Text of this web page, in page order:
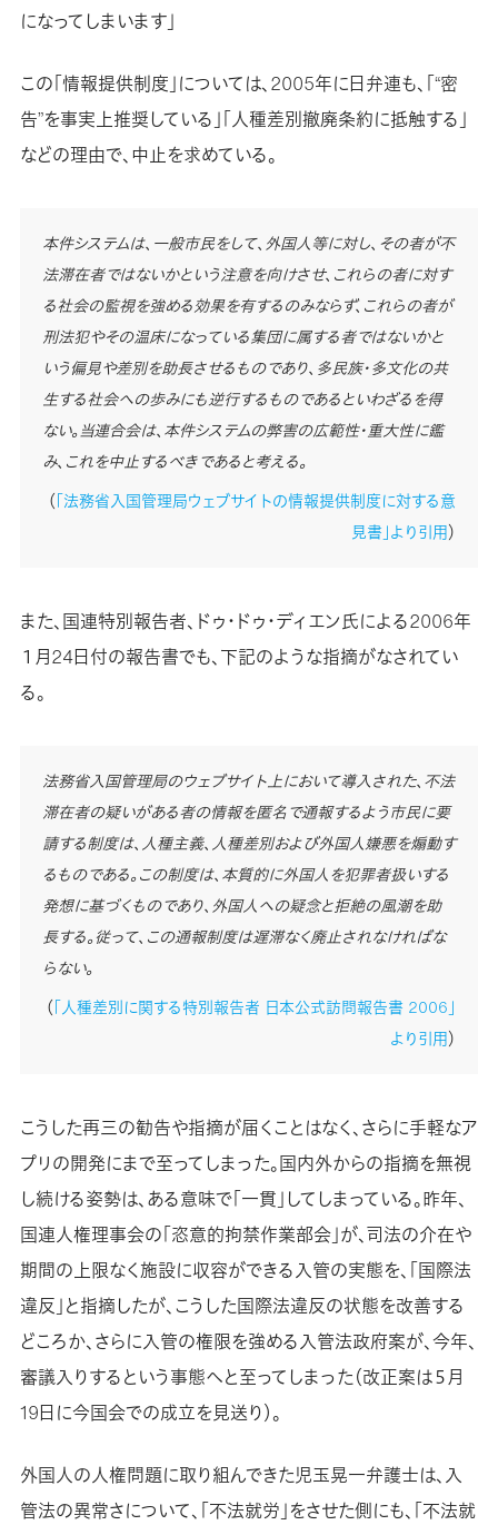
になってしまいます」
この「情報提供制度」については、2005年に日弁連も、「“密
告”を事実上推奨している」「人種差別撤廃条約に抵触する」
などの理由で、中止を求めている。
本件システムは、一般市民をして、外国人等に対し、その者が不
法滞在者ではないかという注意を向けさせ、これらの者に対す
る社会の監視を強める効果を有するのみならず、これらの者が
刑法犯やその温床になっている集団に属する者ではないかと
いう偏見や差別を助長させるものであり、多民族・多文化の共
生する社会への歩みにも逆行するものであるといわざるを得
ない。当連合会は、本件システムの弊害の広範性・重大性に鑑
み、これを中止するべきであると考える。
（「法務省入国管理局ウェブサイトの情報提供制度に対する意
見書」より引用）
また、国連特別報告者、ドゥ・ドゥ・ディエン氏による2006年
１月24日付の報告書でも、下記のような指摘がなされてい
る。
法務省入国管理局のウェブサイト上において導入された、不法
滞在者の疑いがある者の情報を匿名で通報するよう市民に要
請する制度は、人種主義、人種差別および外国人嫌悪を煽動す
るものである。この制度は、本質的に外国人を犯罪者扱いする
発想に基づくものであり、外国人への疑念と拒絶の風潮を助
長する。従って、この通報制度は遅滞なく廃止されなければな
らない。
（「人種差別に関する特別報告者 日本公式訪問報告書 2006」
より引用）
こうした再三の勧告や指摘が届くことはなく、さらに手軽なア
プリの開発にまで至ってしまった。国内外からの指摘を無視
し続ける姿勢は、ある意味で「一貫」してしまっている。昨年、
国連人権理事会の「恣意的拘禁作業部会」が、司法の介在や
期間の上限なく施設に収容ができる入管の実態を、「国際法
違反」と指摘したが、こうした国際法違反の状態を改善する
どころか、さらに入管の権限を強める入管法政府案が、今年、
審議入りするという事態へと至ってしまった（改正案は５月
19日に今国会での成立を見送り）。
外国人の人権問題に取り組んできた児玉晃一弁護士は、入
管法の異常さについて、「不法就労」をさせた側にも、「不法就